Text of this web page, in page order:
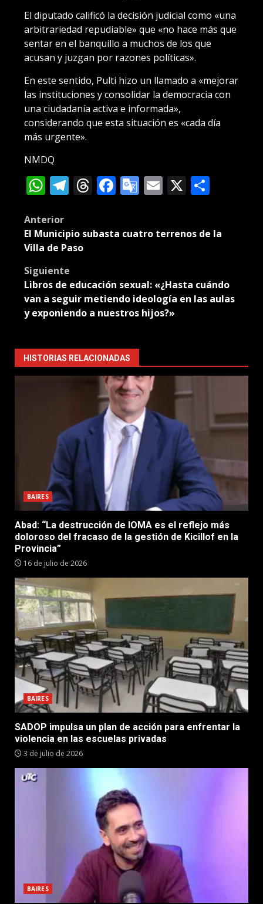
El diputado calificó la decisión judicial como «una
arbitrariedad repudiable» que «no hace más que
sentar en el banquillo a muchos de los que
acusan y juzgan por razones políticas».
En este sentido, Pulti hizo un llamado a «mejorar
las instituciones y consolidar la democracia con
una ciudadanía activa e informada»,
considerando que esta situación es «cada día
más urgente».
NMDQ
WhatsApp
Telegram
Threads
Facebook
Google
Email
X
Post
navigation
Anterior
El Municipio subasta cuatro terrenos de la
Villa de Paso
Siguiente
Libros de educación sexual: «¿Hasta cuándo
van a seguir metiendo ideología en las aulas
y exponiendo a nuestros hijos?»
HISTORIAS RELACIONADAS
BAIRES
Abad: “La destrucción de IOMA es el reflejo más
doloroso del fracaso de la gestión de Kicillof en la
Provincia”
16 de julio de 2026
BAIRES
SADOP impulsa un plan de acción para enfrentar la
violencia en las escuelas privadas
3 de julio de 2026
BAIRES